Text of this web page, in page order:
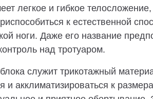
легкое и гибкое
к естественной
ноги. Даже его название
над тротуаром.
служит трикотажный
и акклиматизироваться к